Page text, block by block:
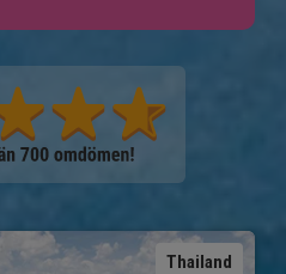
Thailand